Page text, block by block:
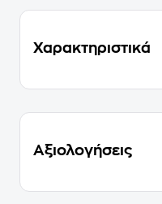
Χαρακτηριστικά
Αξιολογήσεις